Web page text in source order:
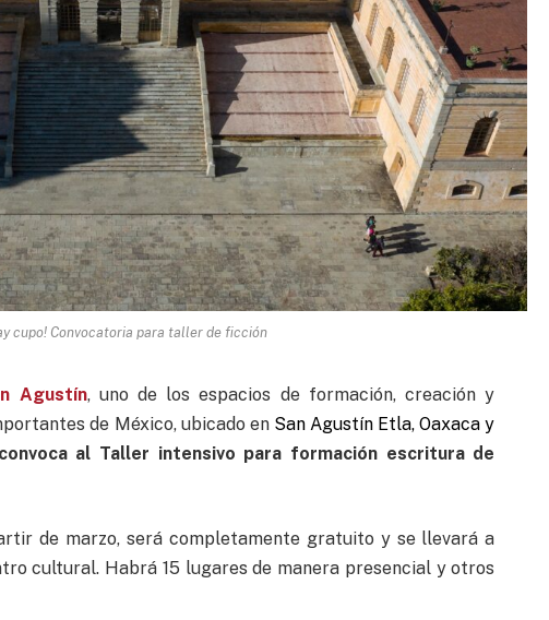
cupo! Convocatoria para taller de ficción
Agustín, uno de los espacios de formación, creación y
de México, ubicado en San Agustín Etla, Oaxaca y
convoca al Taller intensivo para formación escritura de
de marzo, será completamente gratuito y se llevará a
cultural. Habrá 15 lugares de manera presencial y otros